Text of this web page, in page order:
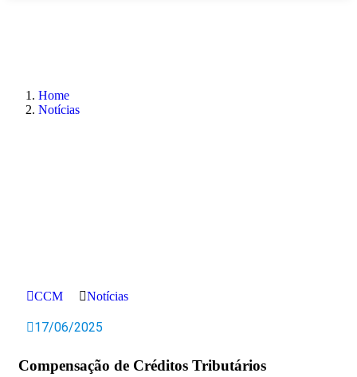
Home
Notícias
CCM Notícias
17/06/2025
Compensação de Créditos Tributários